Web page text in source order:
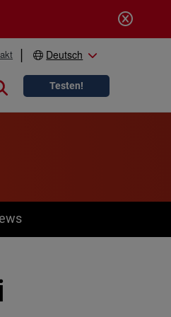
Deutsch
Close search
Testen!